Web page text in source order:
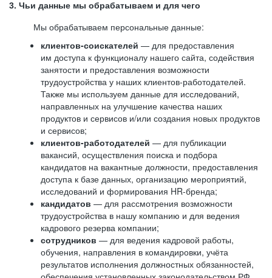
3. Чьи данные мы обрабатываем и для чего
Мы обрабатываем персональные данные:
клиентов-соискателей — для предоставления
им доступа к функционалу нашего сайта, содействия
занятости и предоставления возможности
трудоустройства у наших клиентов-работодателей.
Также мы используем данные для исследований,
направленных на улучшение качества наших
продуктов и сервисов и/или создания новых продуктов
и сервисов;
клиентов-работодателей — для публикации
вакансий, осуществления поиска и подбора
кандидатов на вакантные должности, предоставления
доступа к базе данных, организацию мероприятий,
исследований и формирования HR-бренда;
кандидатов — для рассмотрения возможности
трудоустройства в нашу компанию и для ведения
кадрового резерва компании;
сотрудников — для ведения кадровой работы,
обучения, направления в командировки, учёта
результатов исполнения должностных обязанностей,